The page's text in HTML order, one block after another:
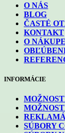
O NÁS
BLOG
ČASTÉ
KONTAKT
O NÁKUPE
INFORMÁCIE
SÚBORY